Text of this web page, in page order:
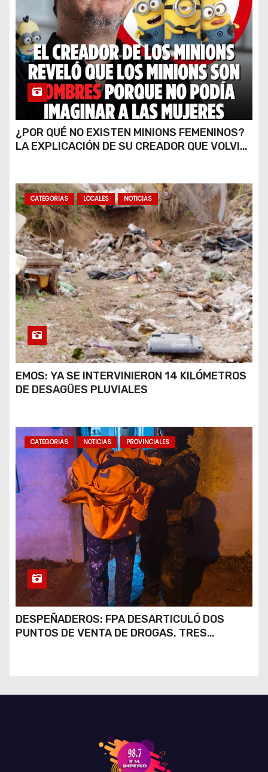
¿POR QUÉ NO EXISTEN MINIONS FEMENINOS?
LA EXPLICACIÓN DE SU CREADOR QUE VOLVIÓ
CATEGORIAS LOCALES NOTICIAS
EMOS: YA SE INTERVINIERON 14 KILÓMETROS
DE DESAGÜES PLUVIALES
CATEGORIAS NOTICIAS PROVINCIALES
DESPEÑADEROS: FPA DESARTICULÓ DOS
PUNTOS DE VENTA DE DROGAS. TRES